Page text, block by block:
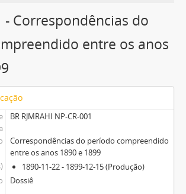
- Correspondências do
entre os anos
BR RJMRAHI NP-CR-001
Correspondências do período compreendido
entre os anos 1890 e 1899
1890-11-22 - 1899-12-15 (Produção)
Dossiê